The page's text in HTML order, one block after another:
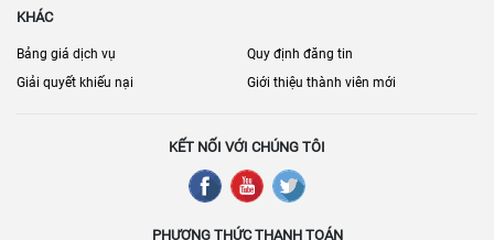
KHÁC
Bảng giá dịch vụ
Quy định đăng tin
Giải quyết khiếu nại
Giới thiệu thành viên mới
KẾT NỐI VỚI CHÚNG TÔI
PHƯƠNG THỨC THANH TOÁN